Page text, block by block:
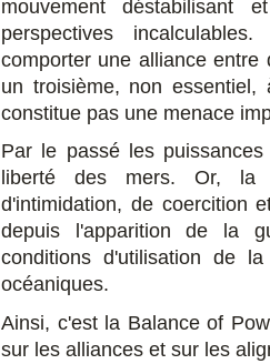
mouvement déstabilisant
perspectives
comporter une alliance
un troisième, non
constitue pas une menace
Par le passé les
liberté des mers. Or, la
d'intimidation, de coercition
depuis l'apparition de la
conditions d'utilisation de
océaniques.
Ainsi, c'est la Balance of
sur les alliances et sur les